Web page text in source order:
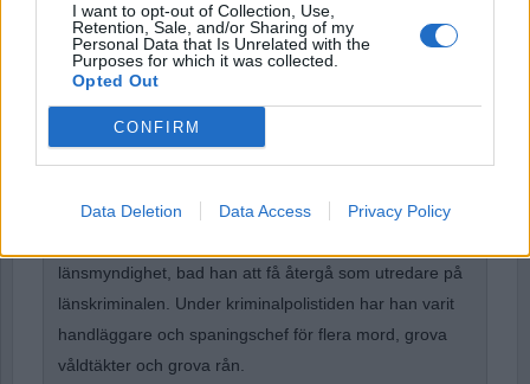
I want to opt-out of Collection, Use,
Retention, Sale, and/or Sharing of my
Personal Data that Is Unrelated with the
Purposes for which it was collected.
Opted Out
CONFIRM
Data Deletion Data Access Privacy Policy
Stöd Para§rafs bevakning av rättssäkerheten
Börje Carlssonhar under nästan hela sin tid inom
kriminalpolisen arbetat med företrädesvis de grövsta
med ett 40-tal medarbetare. Från 1993-1997 rotelchef
länsmyndighet, bad han att få återgå som utredare på
länskriminalen. Under kriminalpolistiden har han varit
handläggare och spaningschef för flera mord, grova
våldtäkter och grova rån.